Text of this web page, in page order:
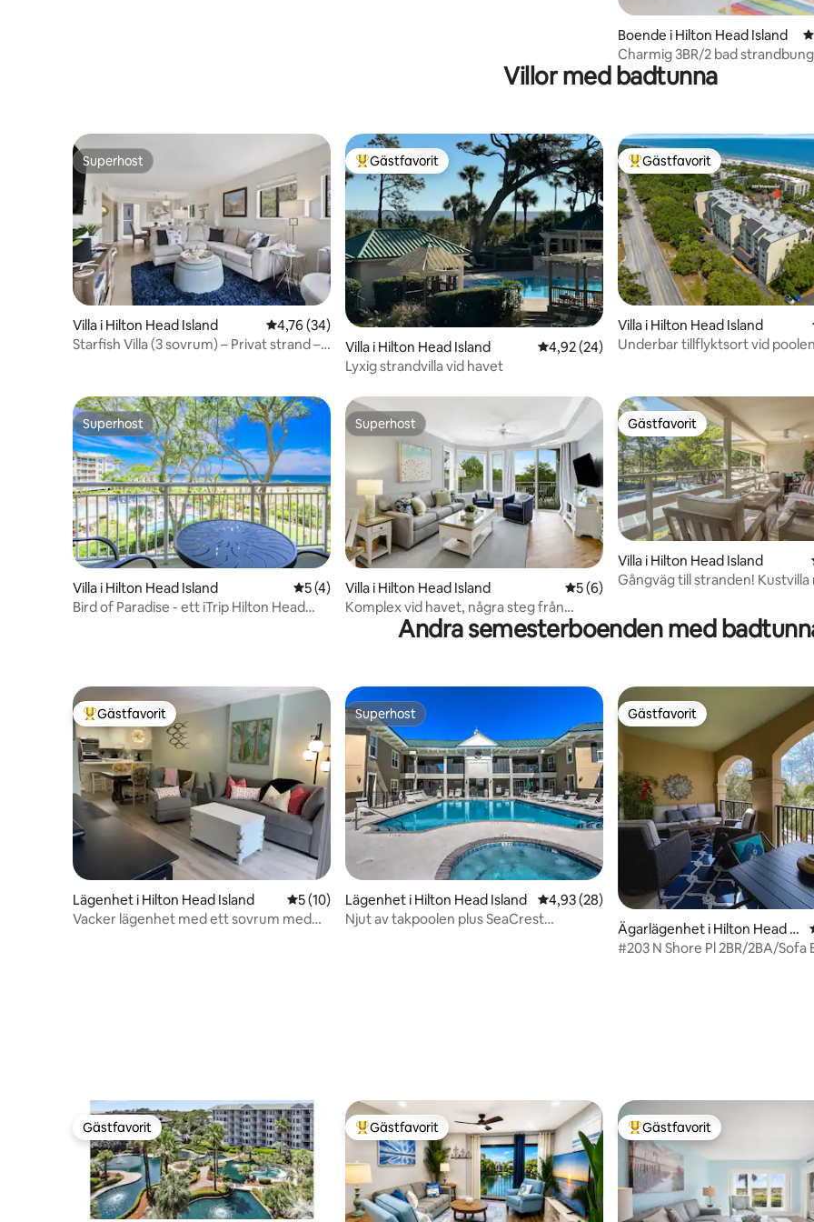
Boende i Hilton Head Island
Charmig 3BR/2 bad
bubbelpool!
Villor med badtunna
Superhost
Superhost
Villa i Hilton Head Island 4,76 av 5 i genomsnittligt betyg, 34 omdömen
4,76 (34)
Starfish Villa (3 sovrum) – Privat strand – 3
Populär gästfavorit
Gästfavorit
Villa i Hilton Head Island 4,92 av 5 i genomsnittligt betyg, 24
4,92 (24)
Lyxig strandvilla vid havet
Populär gästfavorit
Gästfavorit
Villa i Hilton Head Island
Underbar tillflyktsort vid
Superhost
Superhost
Villa i Hilton Head Island 5 av 5 i genomsnittligt betyg, 4 omdömen
5 (4)
Bird of Paradise - ett iTrip Hilton Head
Superhost
Superhost
Villa i Hilton Head Island 5 av 5 i genomsnittligt betyg, 6
5 (6)
Komplex vid havet, några steg från
strand och shopping
Gästfavorit
Gästfavorit
Villa i Hilton Head Island
Gångväg till stranden!
Andra semesterboenden med
Populär gästfavorit
Gästfavorit
Lägenhet i Hilton Head Island 5 av 5 i genomsnittligt betyg, 10 omdömen
5 (10)
Vacker lägenhet med ett sovrum med
Superhost
Superhost
Lägenhet i Hilton Head Island 4,93 av 5 i genomsnittligt betyg, 28
4,93 (28)
Njut av takpoolen plus SeaCrest
Gästfavorit
Gästfavorit
Ägarlägenhet i Hilton Head Isl
and
#203 N Shore Pl 2BR/2BA/Sofa
Gästfavorit
Gästfavorit Populär gästfavorit
Gästfavorit Populär gästfavorit
Gästfavorit